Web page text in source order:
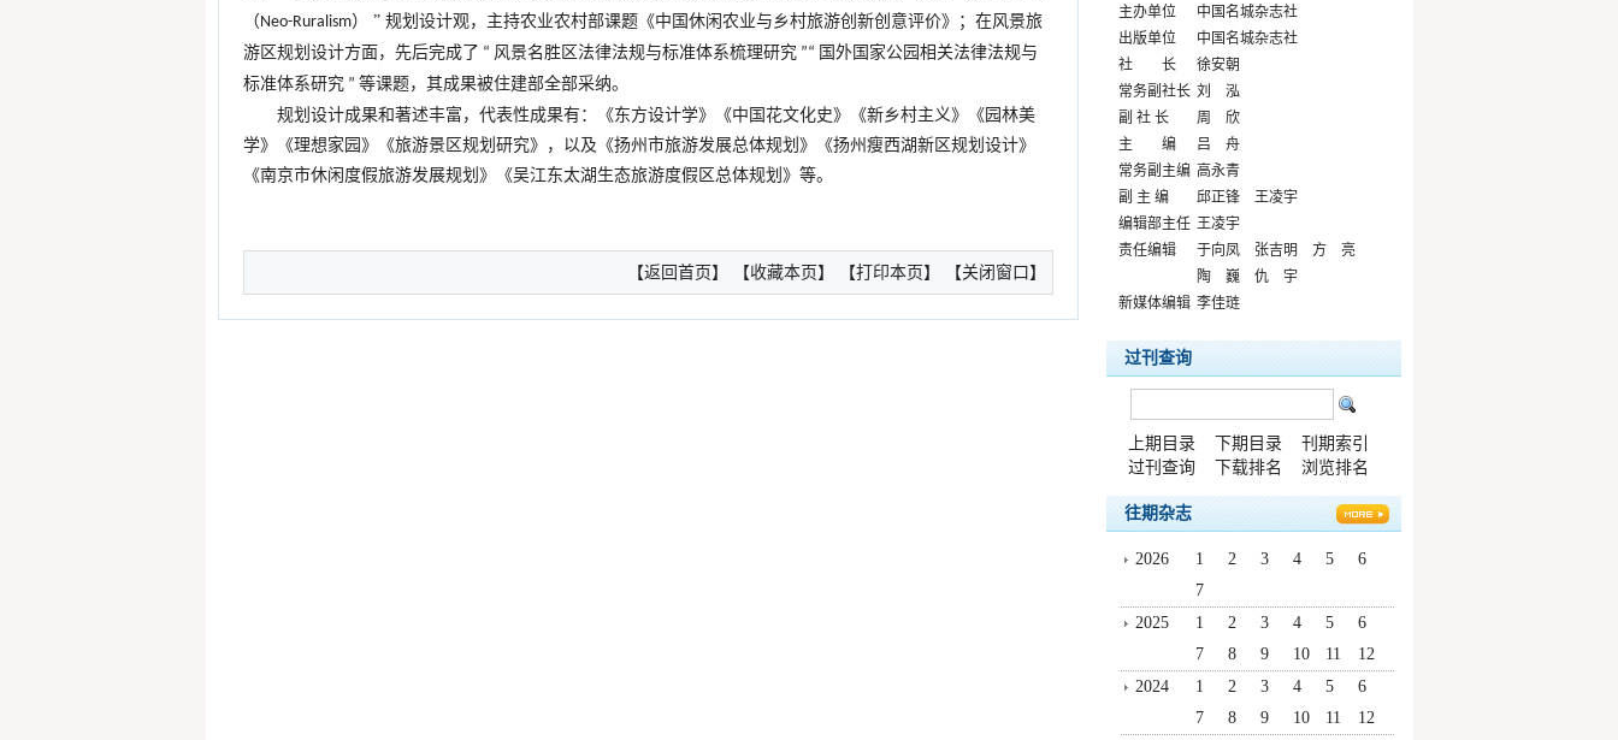
（Neo-Ruralism） ” 规划设计观，主持农业农村部课题《中国休闲农业与乡村旅游创新创意评价》；在风景旅
游区规划设计方面，先后完成了 “ 风景名胜区法律法规与标准体系梳理研究 ”“ 国外国家公园相关法律法规与
标准体系研究 ” 等课题，其成果被住建部全部采纳。
规划设计成果和著述丰富，代表性成果有：《东方设计学》《中国花文化史》《新乡村主义》《园林美
学》《理想家园》《旅游景区规划研究》，以及《扬州市旅游发展总体规划》《扬州瘦西湖新区规划设计》
《南京市休闲度假旅游发展规划》《吴江东太湖生态旅游度假区总体规划》等。
【返回首页 】 【收藏本页 】 【打印本页 】 【关闭窗口 】
主办单位
中国名城杂志社
出版单位
中国名城杂志社
社 长
徐安朝
常务副社长 刘 泓
副 社 长
周 欣
主 编
吕 舟
常务副主编 高永青
副 主 编
邱正锋 王凌宇
编辑部主任 王凌宇
责任编辑
于向凤 张吉明 方 亮
陶 巍 仇 宇
新媒体编辑 李佳琏
过刊查询
上期目录 下期目录
刊期索引
过刊查询
下载排名 浏览排名
往期杂志
2026 1 2 3 4 5
6
7
2025
1 2 3 4 5
6
7
8 9 10 11
12
2024
1 2 3 4 5
6
7
8 9 10 11
12